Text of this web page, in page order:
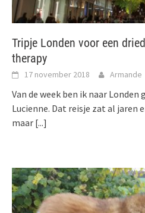
Tripje Londen voor een
therapy
17 november 2018 Armande
Van de week ben ik naar
Lucienne. Dat reisje zat al jaren
maar [...]